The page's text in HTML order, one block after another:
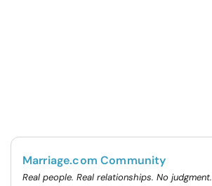
Marriage.com Community
Real people. Real relationships. No judgment.